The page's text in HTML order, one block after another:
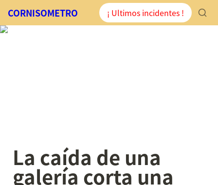
CORNISOMETRO ¡ Ultimos incidentes !
La caída de una
galería corta una